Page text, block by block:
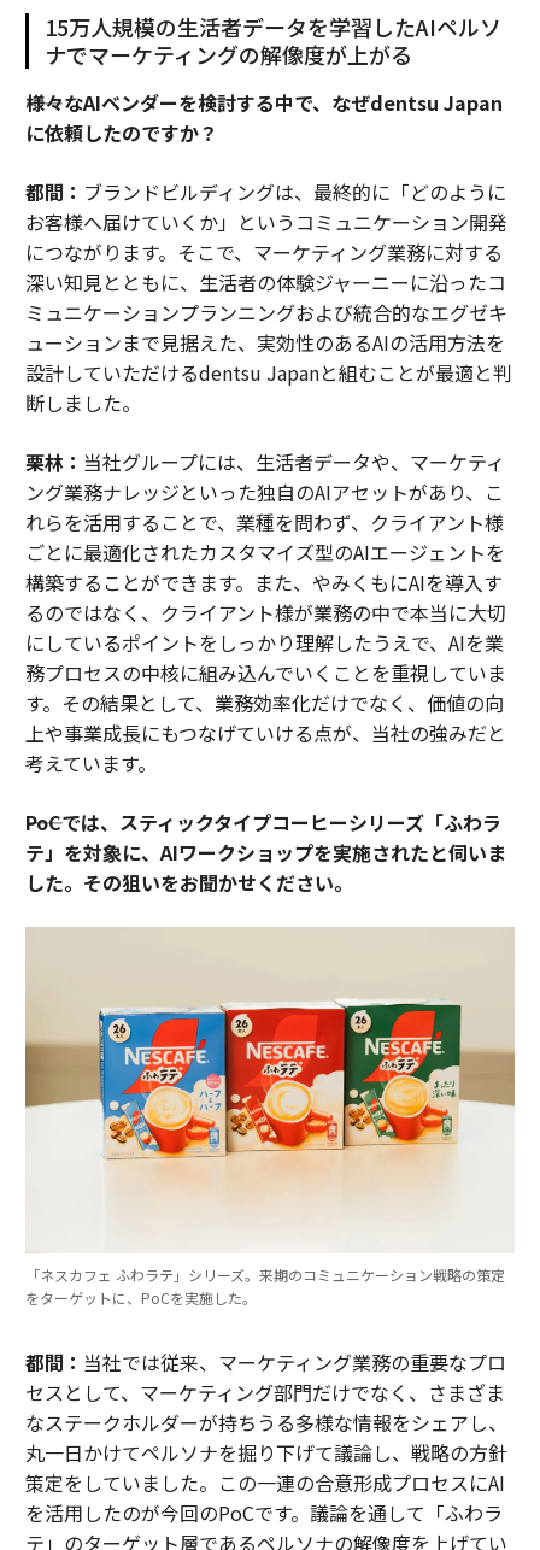
15万人規模の生活者データを学習したAIペルソ
ナでマーケティングの解像度が上がる
――様々なAIベンダーを検討する中で、なぜdentsu Japan
に依頼したのですか？
都間： ブランドビルディングは、最終的に「どのように
お客様へ届けていくか」というコミュニケーション開発
につながります。そこで、マーケティング業務に対する
深い知見とともに、生活者の体験ジャーニーに沿ったコ
ミュニケーションプランニングおよび統合的なエグゼキ
ューションまで見据えた、実効性のあるAIの活用方法を
設計していただけるdentsu Japanと組むことが最適と判
断しました。
栗林： 当社グループには、生活者データや、マーケティ
ング業務ナレッジといった独自のAIアセットがあり、こ
れらを活用することで、業種を問わず、クライアント様
ごとに最適化されたカスタマイズ型のAIエージェントを
構築することができます。また、やみくもにAIを導入す
るのではなく、クライアント様が業務の中で本当に大切
にしているポイントをしっかり理解したうえで、AIを業
務プロセスの中核に組み込んでいくことを重視していま
す。その結果として、業務効率化だけでなく、価値の向
上や事業成長にもつなげていける点が、当社の強みだと
考えています。
――PoCでは、スティックタイプコーヒーシリーズ「ふわラ
テ」を対象に、AIワークショップを実施されたと伺いま
した。その狙いをお聞かせください。
「ネスカフェ ふわラテ」シリーズ。来期のコミュニケーション戦略の策定
をターゲットに、PoCを実施した。
都間： 当社では従来、マーケティング業務の重要なプロ
セスとして、マーケティング部門だけでなく、さまざま
なステークホルダーが持ちうる多様な情報をシェアし、
丸一日かけてペルソナを掘り下げて議論し、戦略の方針
策定をしていました。この一連の合意形成プロセスにAI
を活用したのが今回のPoCです。議論を通して「ふわラ
テ」のターゲット層であるペルソナの解像度を上げてい